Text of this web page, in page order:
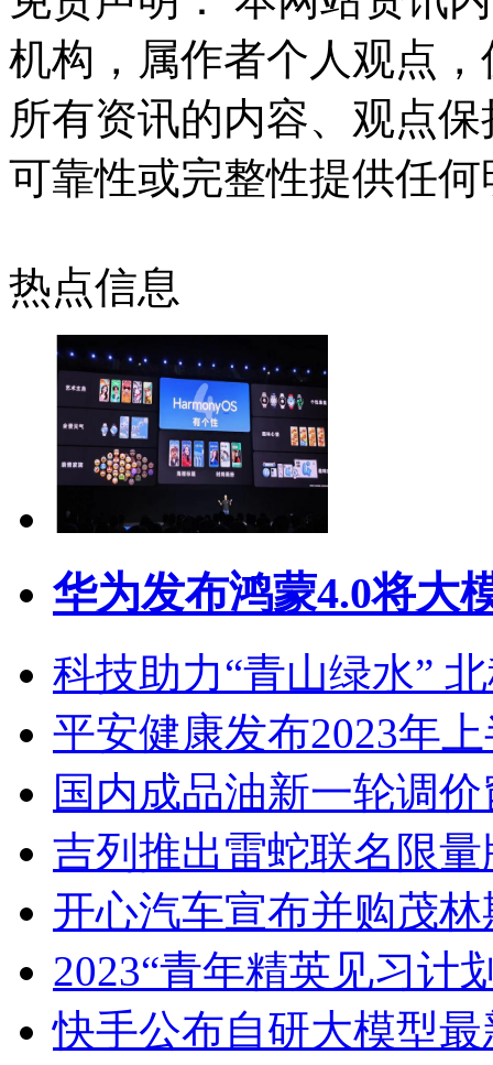
机构，属作者个人观点
所有资讯的内容、观点
可靠性或完整性提供任
热点信息
华为发布鸿蒙4.0将大
科技助力“青山绿水”
平安健康发布2023年
国内成品油新一轮调
吉列推出雷蛇联名限
开心汽车宣布并购茂
2023“青年精英见习计
快手公布自研大模型